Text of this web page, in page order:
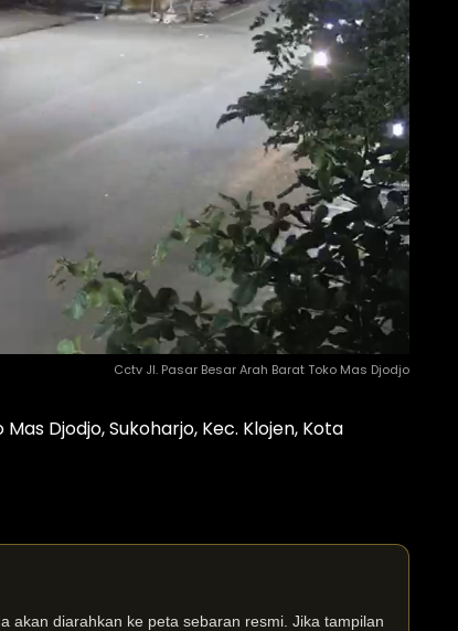
Cctv Jl. Pasar Besar Arah Barat Toko Mas Djodjo
Djodjo, Sukoharjo, Kec. Klojen, Kota
akan diarahkan ke peta sebaran resmi. Jika tampilan